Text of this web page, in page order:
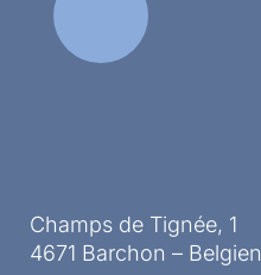
Champs de Tignée, 1
4671 Barchon – Belgien